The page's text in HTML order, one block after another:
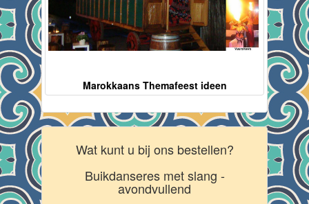
Marokkaans Themafeest ideen
Wat kunt u bij ons bestellen?
Buikdanseres met slang -
avondvullend